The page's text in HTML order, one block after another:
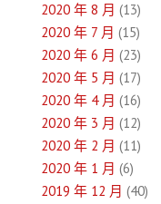
2020 年 8 月 (13)
2020 年 7 月 (15)
2020 年 6 月 (23)
2020 年 5 月 (17)
2020 年 4 月 (16)
2020 年 3 月 (12)
2020 年 2 月 (11)
2020 年 1 月 (6)
2019 年 12 月 (40)